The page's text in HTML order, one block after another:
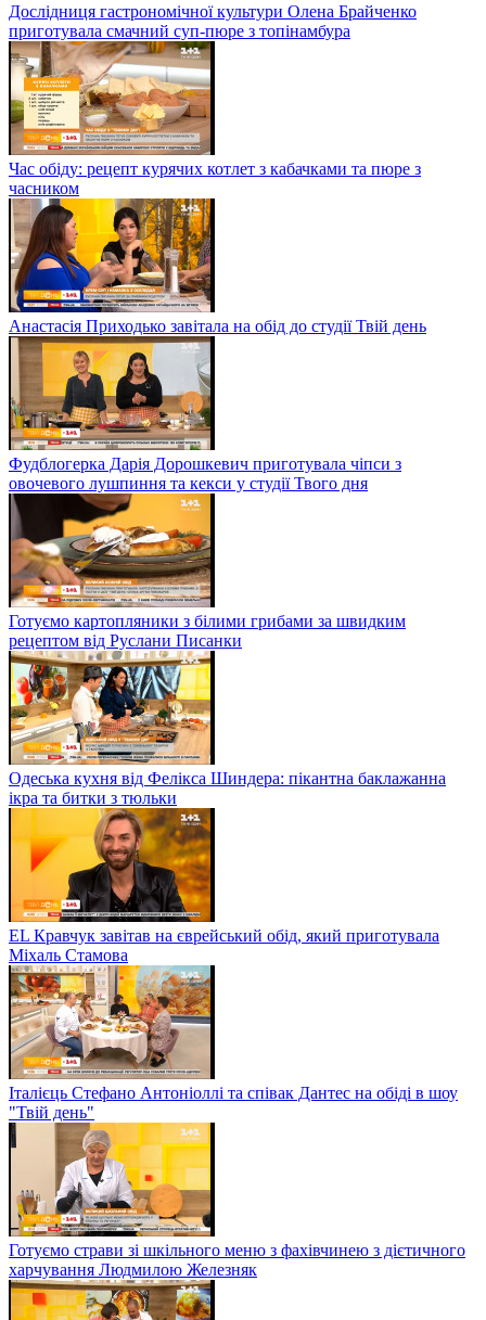
Дослідниця гастрономічної культури Олена Брайченко
приготувала смачний суп-пюре з топінамбура
Час обіду: рецепт курячих котлет з кабачками та пюре з
часником
Анастасія Приходько завітала на обід до студії Твій день
Фудблогерка Дарія Дорошкевич приготувала чіпси з
овочевого лушпиння та кекси у студії Твого дня
Готуємо картопляники з білими грибами за швидким
рецептом від Руслани Писанки
Одеська кухня від Фелікса Шиндера: пікантна баклажанна
ікра та битки з тюльки
EL Кравчук завітав на єврейський обід, який приготувала
Міхаль Стамова
Італієць Стефано Антоніоллі та співак Дантес на обіді в шоу
"Твій день"
Готуємо страви зі шкільного меню з фахівчинею з дієтичного
харчування Людмилою Железняк